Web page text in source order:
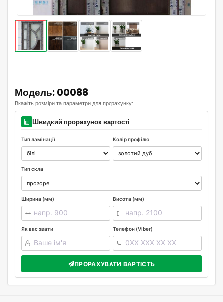
Модель: 00088
Вкажіть розміри та параметри для прорахунку:
Швидкий прорахунок вартості
Тип ламінації Колір профілю
Тип скла
Ширина (мм) Висота (мм)
Як вас звати Телефон (Viber)
ПРОРАХУВАТИ ВАРТІСТЬ